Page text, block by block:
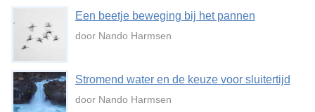
Een beetje beweging bij het pannen
door Nando Harmsen
Stromend water en de keuze voor sluitertijd
door Nando Harmsen